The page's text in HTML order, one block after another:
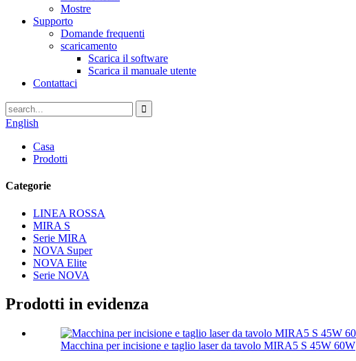
Mostre
Supporto
Domande frequenti
scaricamento
Scarica il software
Scarica il manuale utente
Contattaci
English
Casa
Prodotti
Categorie
LINEA ROSSA
MIRA S
Serie MIRA
NOVA Super
NOVA Elite
Serie NOVA
Prodotti in evidenza
Macchina per incisione e taglio laser da tavolo MIRA5 S 45W 60W